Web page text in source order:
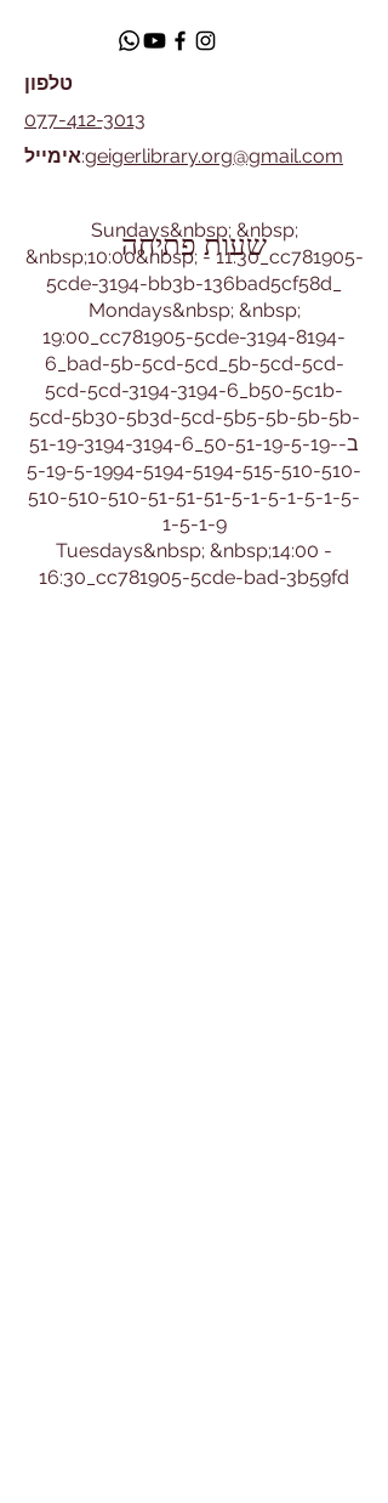
טלפון
077-412-3013
אימייל:geigerlibrary.org@gmail.com
שעות פתיחה
​Sundays&nbsp; &nbsp;
&nbsp;10:00&nbsp; - 11:30_cc781905-
5cde-3194-bb3b-136bad5cf58d_
Mondays&nbsp; &nbsp;
19:00_cc781905-5cde-3194-8194-
6_bad-5b-5cd-5cd_5b-5cd-5cd-
5cd-5cd-3194-3194-6_b50-5c1b-
5cd-5b30-5b3d-5cd-5b5-5b-5b-5b-
51-19-3194-3194-6_ב-50-51-19-5-19-
5-19-5-1994-5194-5194-515-510-510-
510-510-510-51-51-51-5-1-5-1-5-1-5-
1-5-1-9
Tuesdays&nbsp; &nbsp;14:00 -
16:30_cc781905-5cde-bad-3b59fd